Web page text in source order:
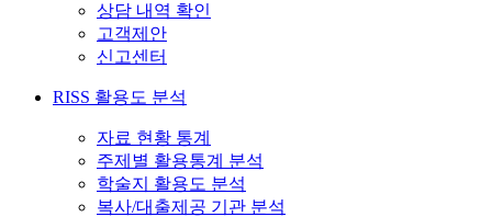
상담 내역 확인
고객제안
신고센터
RISS 활용도 분석
자료 현황 통계
주제별 활용통계 분석
학술지 활용도 분석
복사/대출제공 기관 분석